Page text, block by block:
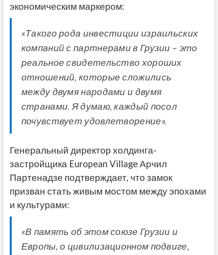
экономическим маркером:
«Такого рода инвестиции израильских
компаний с партнерами в Грузии – это
реальное свидетельство хороших
отношений, которые сложились
между двумя народами и двумя
странами. Я думаю, каждый посол
почувствует удовлетворение».
Генеральный директор холдинга-
застройщика European Village Арчил
Партенадзе подтверждает, что замок
призван стать живым мостом между эпохами
и культурами:
«В память об этом союзе Грузии и
Европы, о цивилизационном подвиге,